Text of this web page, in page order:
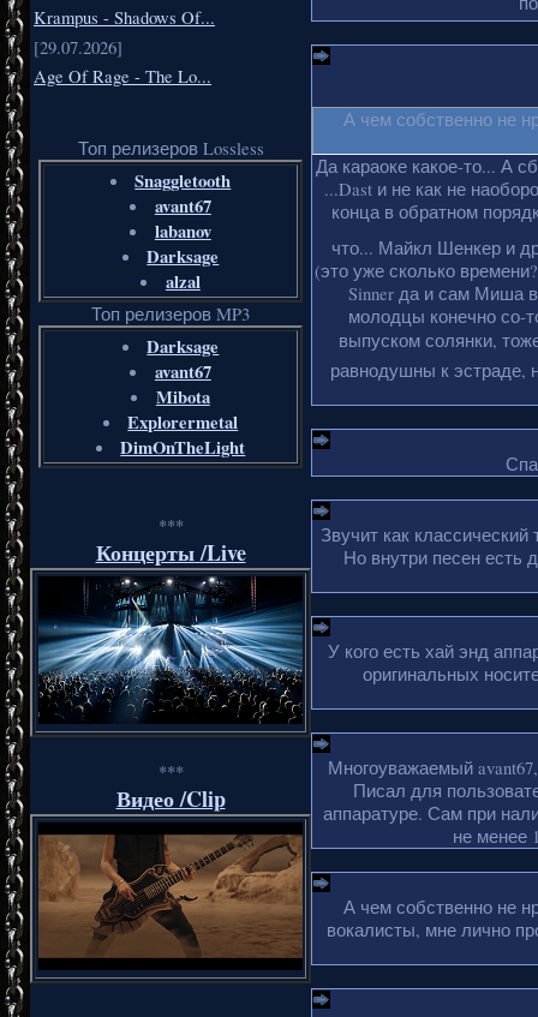
Krampus - Shadows Of...
[29.07.2026]
Age Of Rage - The Lo...
Топ релизеров Lossless
Snaggletooth
avant67
labanov
Darksage
alzal
Топ релизеров MP3
Darksage
avant67
Mibota
Explorermetal
DimOnTheLight
***
Концерты /Live
***
Видео /Clip
А чем собственно не
Да караоке какое-то... А
...Dast и не как не
конца в обратном
что... Майкл Шенкер и
(это уже сколько
Sinner да и сам Миша
молодцы конечно со-
выпуском солянки,
равнодушны к эстраде,
Звучит как
Но внутри песен есть
У кого есть хай энд
оригинальных
Многоуважаемый
Писал для
аппаратуре. Сам при
не менее
А чем собственно не
вокалисты, мне лично